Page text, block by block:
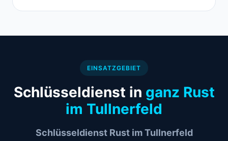
EINSATZGEBIET
Schlüsseldienst in ganz Rust
im Tullnerfeld
Schlüsseldienst Rust im Tullnerfeld